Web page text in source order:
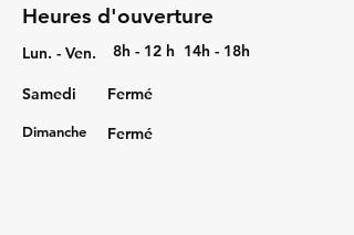
Heures d'ouverture
Lun. - Ven. 8h - 12 h 14h - 18h
Samedi Fermé
Dimanche Fermé